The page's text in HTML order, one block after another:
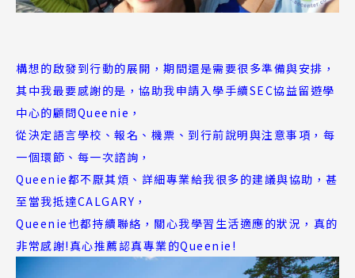
構想的啟發到行動的展開，期間還是需要很多準備與安排，
其中我最要感謝的是，協助我申請入學手續SEC協益留遊學
中心的顧問Queenie，
從決定語言學校、報名、機票、到行前說明與注意事項，每
一個環節、每一次諮詢，
Queenie都不厭其煩、詳細專業給我很多的建議與協助，甚
至當我抵達CALGARY，
Queenie也都持續聯絡，關心我學習生活適應的狀況，真的
非常感謝!真心推薦認真專業的Queenie!